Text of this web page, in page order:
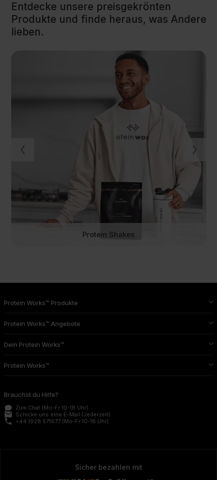
Entdecke unsere preisgekrönten
Produkte und finde heraus, was Andere
lieben.
Protein Shakes
Protein Works™ Produkte
Protein Works™ Angebote
Dein Protein Works™
Protein Works™
Brauchst du Hilfe?
Zum Chat (Mo-Fr 10-18 Uhr)
email Schicke uns eine E-Mail (Jederzeit)
phone +44 1928 571677 (Mo-Fr 10-18 Uhr)
Sicher bezahlen mit